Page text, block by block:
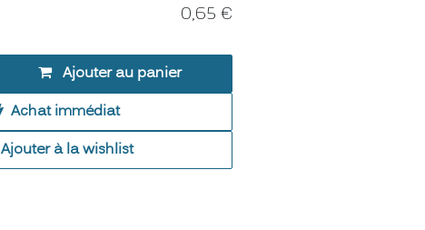
Ajouter au panier
Achat immédiat
Ajouter à la wishlist
0,65 €